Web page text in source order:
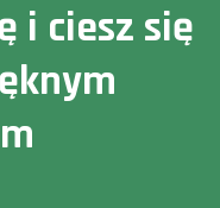
i ciesz się